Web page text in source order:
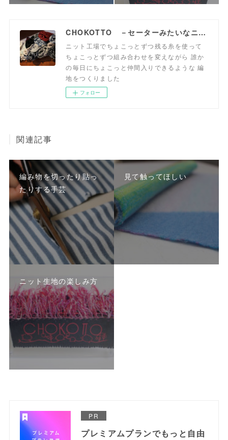
CHOKOTTO －セーターみたいなニット生地、おいてます－
ニット工場でちょこっとずつ残る糸を使って
ちょこっとずつ組み合わせを変えながら 誰か
の毎日にちょこっと仲間入りできるような 編
地をつくりました
フォロー
関連記事
編み物を切ったり貼っ
たりする手芸
見て触ってほしい
ニット生地の楽しみ方
PR
プレミアムプランでもっと自由